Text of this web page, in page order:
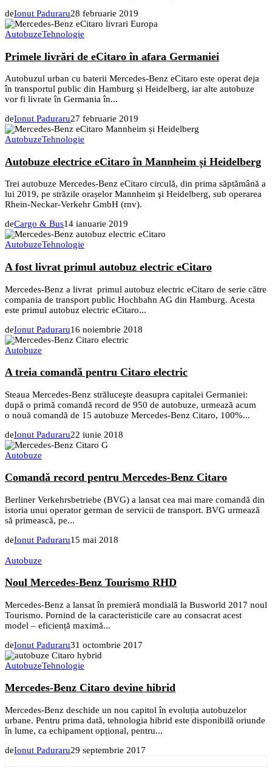
deIonut Paduraru28 februarie 2019
AutobuzeTehnologie
Primele livrări de eCitaro în afara Germaniei
Autobuzul urban cu baterii Mercedes-Benz eCitaro este operat deja
în transportul public din Hamburg și Heidelberg, iar alte autobuze
vor fi livrate în Germania în...
deIonut Paduraru27 februarie 2019
AutobuzeTehnologie
Autobuze electrice eCitaro în Mannheim și Heidelberg
Trei autobuze Mercedes-Benz eCitaro circulă, din prima săptămână a
lui 2019, pe străzile orașelor Mannheim şi Heidelberg, sub operarea
Rhein-Neckar-Verkehr GmbH (rnv).
deCargo & Bus14 ianuarie 2019
AutobuzeTehnologie
A fost livrat primul autobuz electric eCitaro
Mercedes‑Benz a livrat primul autobuz electric eCitaro de serie către
compania de transport public Hochbahn AG din Hamburg. Acesta
este primul autobuz electric eCitaro...
deIonut Paduraru16 noiembrie 2018
Autobuze
A treia comandă pentru Citaro electric
Steaua Mercedes-Benz străluceşte deasupra capitalei Germaniei:
după o primă comandă record de 950 de autobuze, urmează acum
o nouă comandă de 15 autobuze Mercedes-Benz Citaro, 100%...
deIonut Paduraru22 iunie 2018
Autobuze
Comandă record pentru Mercedes-Benz Citaro
Berliner Verkehrsbetriebe (BVG) a lansat cea mai mare comandă din
istoria unui operator german de servicii de transport. BVG urmează
să primească, pe...
deIonut Paduraru15 mai 2018
Autobuze
Noul Mercedes-Benz Tourismo RHD
Mercedes-Benz a lansat în premieră mondială la Busworld 2017 noul
Tourismo. Pornind de la caracteristicile care au consacrat acest
model – eficiență maximă...
deIonut Paduraru31 octombrie 2017
AutobuzeTehnologie
Mercedes-Benz Citaro devine hibrid
Mercedes-Benz deschide un nou capitol în evoluția autobuzelor
urbane. Pentru prima dată, tehnologia hibrid este disponibilă oriunde
în lume, ca echipament opțional, pentru...
deIonut Paduraru29 septembrie 2017